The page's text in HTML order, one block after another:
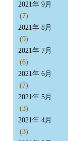
2021年 9月
(7)
2021年 8月
(9)
2021年 7月
(6)
2021年 6月
(7)
2021年 5月
(3)
2021年 4月
(3)